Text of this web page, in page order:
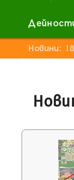
Новини:
2017 ● 2018